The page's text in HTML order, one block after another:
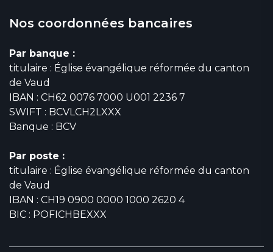
Nos coordonnées bancaires
Par banque :
titulaire : Église évangélique réformée du canton
de Vaud
IBAN : CH62 0076 7000 U001 2236 7
SWIFT : BCVLCH2LXXX
Banque : BCV
Par poste :
titulaire : Église évangélique réformée du canton
de Vaud
IBAN : CH19 0900 0000 1000 2620 4
BIC : POFICHBEXXX